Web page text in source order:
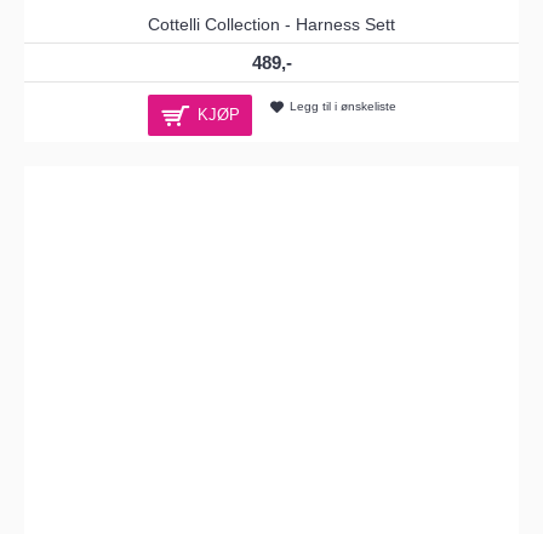
Cottelli Collection - Harness Sett
489,-
KJØP Legg til i ønskeliste